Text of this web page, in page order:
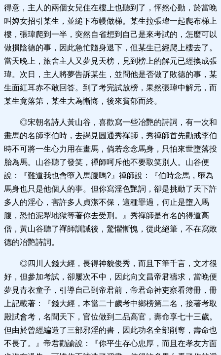
得意，主人的兩個女兒住在樓上也聽到了，怦然心動，於當晚
叫婢女招引某生，並縋下布幔做梯。某生拉張瑋一起爬布梯上
樓，張瑋爬到一半，突然自省想到自己是來考試的，怎麼可以
做損陰德的事，因此急忙隨身退下，但某生已經爬上樓去了。
當天晚上，旅舍主人又夢見天榜，見到榜上的解元已經換成張
瑋。次日，主人將夢告訴某生，並問他是否做了敗德的事，某
生面紅耳赤不敢回答。到了考完試放榜，果然張瑋中解元，而
某生竟落第，某生大為慚悔，後來貧郁而終。
◎宋朝名詩人黃山谷，喜歡寫一些冶艷的詩詞，有一次和
畫馬的名師李伯時，去謁見圓通秀禪師，秀禪師首先勸戒李伯
時不可將一生心力用在畫馬，倘若念念馬身，只怕來世墮落投
胎為馬。山谷聽了發笑，禪師呵斥他不要取笑別人。山谷便
說：『難道我也會墮入馬腹嗎?』禪師說：『伯時念馬，墮為
馬身也只是他個人的事。但你寫淫色艷詞，卻是挑動了天下許
多人的淫心，害許多人貞潔不保，這種罪過，何止是墮入馬
腹，恐怕泥犁地獄等著你去受刑。』秀禪師是有名的得道高
僧，黃山谷聽了禪師訓誡後，驚懼慚愧，從此絕筆，不在寫敗
德的冶艷詩詞。
◎四川人錢大經，長得神貌俊秀，而且下筆千言，文才很
好，但參加考試，卻屢次不中，因此向文昌帝君禱求，當晚便
夢見青衣童子，引導自己到帝君前，帝君命神吏察看簿冊，冊
上記載著：『錢大經，本當二十歲考中鄉榜第二名，接著考取
殿試會考，名聞天下，官位做到二品高官，壽命享七十三歲。
但由於曾經編造了三部邪淫的書，因此功名全部削奪，壽命也
不長了。』帝君勸諭說：『你平生存心忠厚，而且在孝友方面